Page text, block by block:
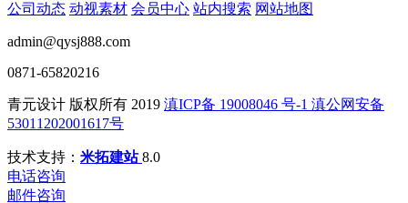
公司动态 动视素材 会员中心 站内搜索 网站地图
admin@qysj888.com
0871-65820216
青元设计 版权所有 2019 滇ICP备 19008046 号-1 滇公网安备
53011202001617号
技术支持： 米拓建站8.0
电话咨询
邮件咨询